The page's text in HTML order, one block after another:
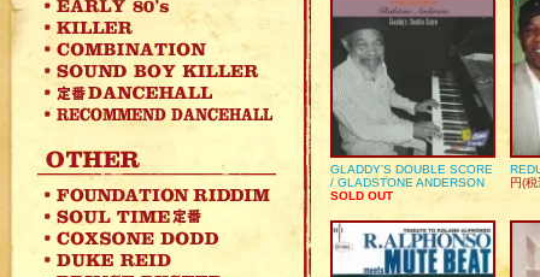
GLADDY’S DOUBLE SCORE
/ GLADSTONE ANDERSON
SOLD OUT
円(